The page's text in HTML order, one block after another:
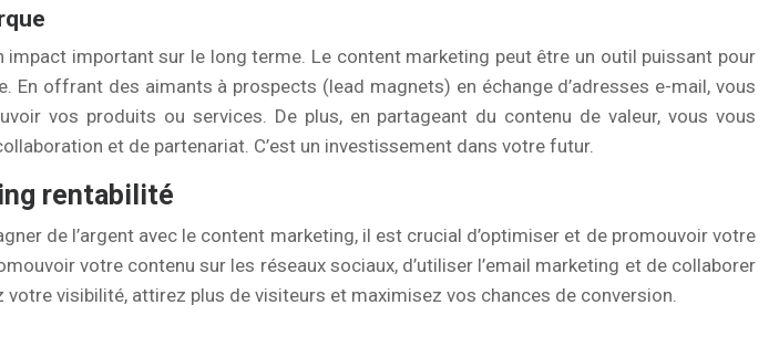
important sur le long terme. Le content marketing peut être un outil puissant pour
offrant des aimants à prospects (lead magnets) en échange d’adresses e-mail, vous
vos produits ou services. De plus, en partageant du contenu de valeur, vous vous
et de partenariat. C’est un investissement dans votre futur.
rentabilité
de l’argent avec le content marketing, il est crucial d’optimiser et de promouvoir votre
votre contenu sur les réseaux sociaux, d’utiliser l’email marketing et de collaborer
visibilité, attirez plus de visiteurs et maximisez vos chances de conversion.